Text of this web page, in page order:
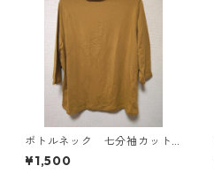
ボトルネック 七分袖カット
ソー ４Ｌ マスタード KA
E-4816
¥1,500